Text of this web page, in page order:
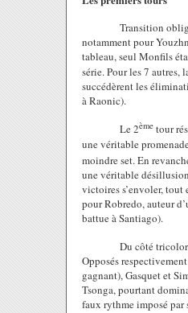
Transition
notamment pour
tableau, seul Monfils
série. Pour les 7
succédèrent les
à Raonic).
Le 2ème tour
une véritable
moindre set. En
une véritable
victoires s’envoler, tout
pour Robredo, auteur
battue à Santiago).
Du côté tricolore,
Opposés
gagnant), Gasquet et
Tsonga, pourtant
faux rythme imposé par